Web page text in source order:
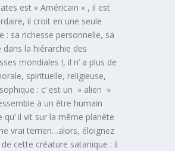
est « Américain « , il est
il croit en une seule
: sa richesse personnelle, sa
dans la hiérarchie des
mondiales !, il n’ a plus de
spirituelle, religieuse,
: c’ est un » alien »
à un être humain
qu’ il vit sur la même planète
vrai terrien…alors, éloignez
cette créature satanique : il